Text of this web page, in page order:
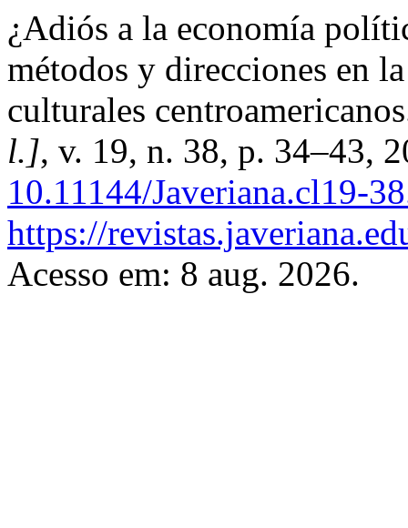
¿Adiós a la economía
métodos y direcciones en
culturales
l.], v. 19, n. 38, p. 34–43,
10.11144/Javeriana.cl19-
https://
Acesso em: 8 aug. 2026.